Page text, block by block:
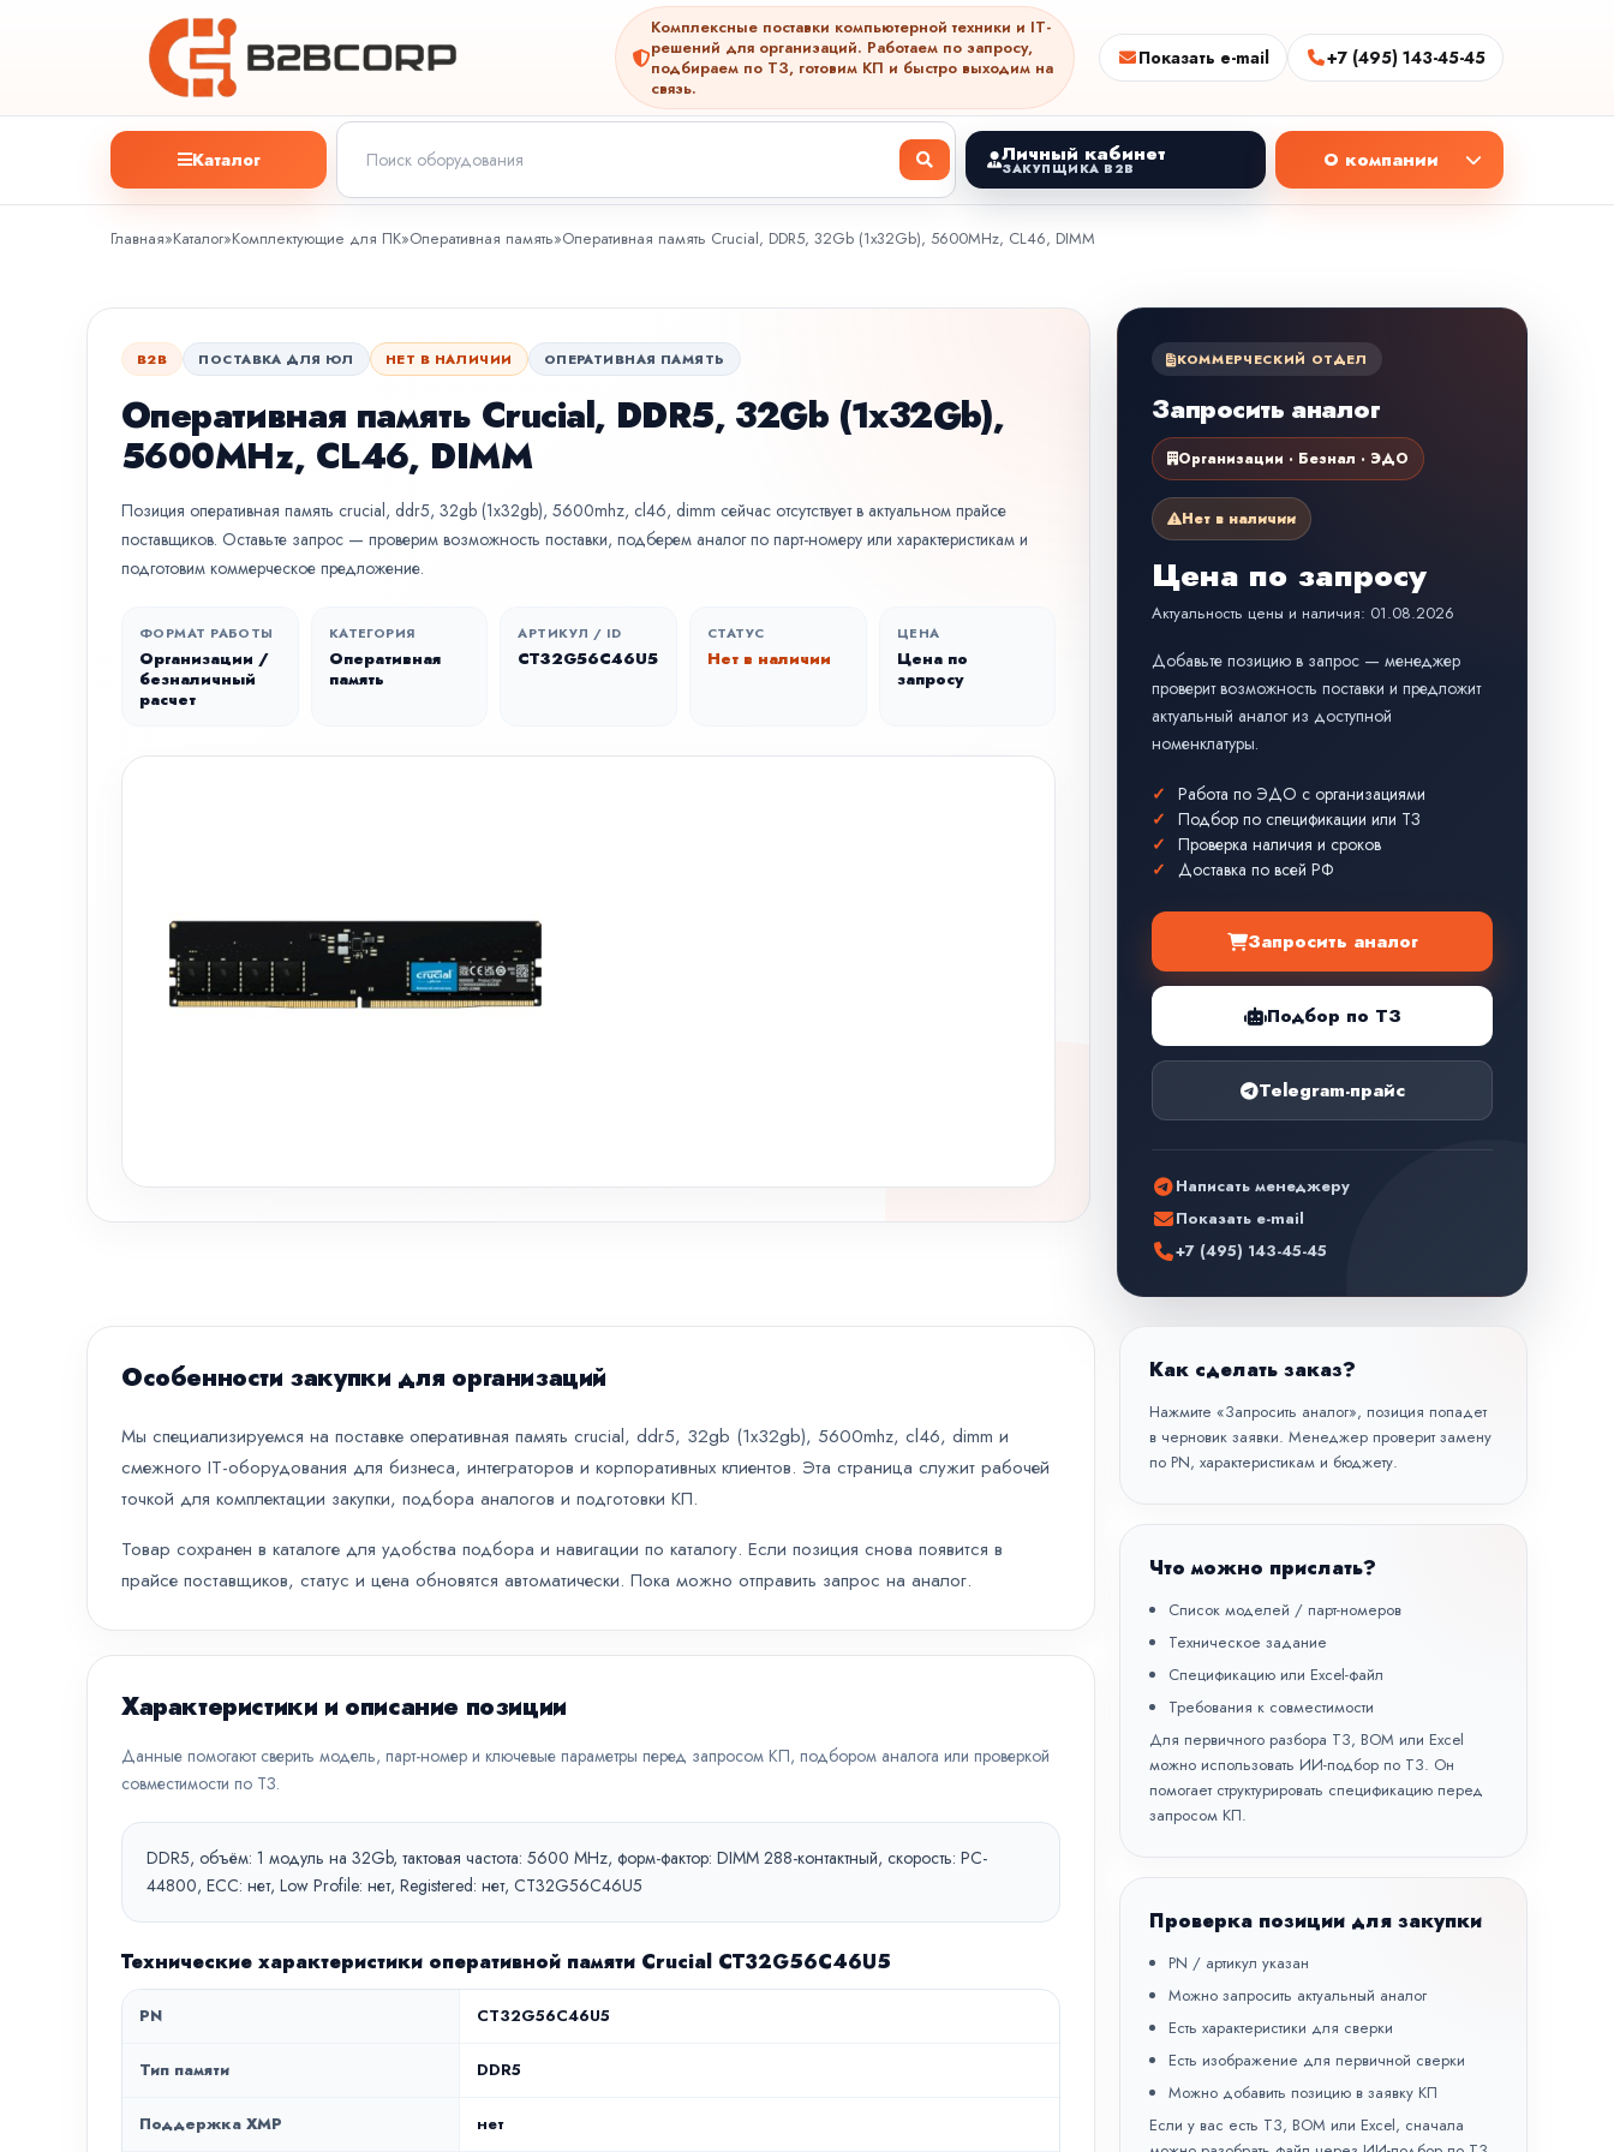
Комплексные поставки компьютерной техники и IT-
решений для организаций. Работаем по запросу,
подбираем по ТЗ, готовим КП и быстро выходим на
связь.
Показать e-mail +7 (495) 143-45-45
Каталог Личный кабинет
ЗАКУПЩИКА B2B О компании
Главная»Каталог»Комплектующие для ПК»Оперативная память»Оперативная память Crucial, DDR5, 32Gb (1x32Gb), 5600MHz, CL46, DIMM
B2B ПОСТАВКА ДЛЯ ЮЛ НЕТ В НАЛИЧИИ ОПЕРАТИВНАЯ ПАМЯТЬ
Оперативная память Crucial, DDR5, 32Gb (1x32Gb),
5600MHz, CL46, DIMM
Позиция оперативная память crucial, ddr5, 32gb (1x32gb), 5600mhz, cl46, dimm сейчас отсутствует в актуальном прайсе
поставщиков. Оставьте запрос — проверим возможность поставки, подберем аналог по парт-номеру или характеристикам и
подготовим коммерческое предложение.
ФОРМАТ РАБОТЫ
Организации /
безналичный
расчет
КАТЕГОРИЯ
Оперативная
память
АРТИКУЛ / ID
CT32G56C46U5
СТАТУС
Нет в наличии
ЦЕНА
Цена по
запросу
КОММЕРЧЕСКИЙ ОТДЕЛ
Запросить аналог
Организации · Безнал · ЭДО
Нет в наличии
Цена по запросу
Актуальность цены и наличия: 01.08.2026
Добавьте позицию в запрос — менеджер
проверит возможность поставки и предложит
актуальный аналог из доступной
номенклатуры.
Работа по ЭДО с организациями
Подбор по спецификации или ТЗ
Проверка наличия и сроков
Доставка по всей РФ
Запросить аналог
Подбор по ТЗ
Telegram-прайс
Написать менеджеру
Показать e-mail
+7 (495) 143-45-45
Особенности закупки для организаций
Мы специализируемся на поставке оперативная память crucial, ddr5, 32gb (1x32gb), 5600mhz, cl46, dimm и
смежного IT-оборудования для бизнеса, интеграторов и корпоративных клиентов. Эта страница служит рабочей
точкой для комплектации закупки, подбора аналогов и подготовки КП.
Товар сохранен в каталоге для удобства подбора и навигации по каталогу. Если позиция снова появится в
прайсе поставщиков, статус и цена обновятся автоматически. Пока можно отправить запрос на аналог.
Характеристики и описание позиции
Данные помогают сверить модель, парт-номер и ключевые параметры перед запросом КП, подбором аналога или проверкой
совместимости по ТЗ.
DDR5, объём: 1 модуль на 32Gb, тактовая частота: 5600 MHz, форм-фактор: DIMM 288-контактный, скорость: PC-
44800, ECC: нет, Low Profile: нет, Registered: нет, CT32G56C46U5
Технические характеристики оперативной памяти Crucial CT32G56C46U5
PN CT32G56C46U5
Тип памяти DDR5
Поддержка XMP нет
Как сделать заказ?
Нажмите «Запросить аналог», позиция попадет
в черновик заявки. Менеджер проверит замену
по PN, характеристикам и бюджету.
Что можно прислать?
Список моделей / парт-номеров
Техническое задание
Спецификацию или Excel-файл
Требования к совместимости
Для первичного разбора ТЗ, BOM или Excel
можно использовать ИИ-подбор по ТЗ. Он
помогает структурировать спецификацию перед
запросом КП.
Проверка позиции для закупки
PN / артикул указан
Можно запросить актуальный аналог
Есть характеристики для сверки
Есть изображение для первичной сверки
Можно добавить позицию в заявку КП
Если у вас есть ТЗ, BOM или Excel, сначала